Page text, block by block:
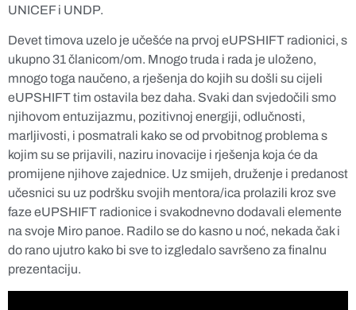
UNICEF i UNDP.
Devet timova uzelo je učešće na prvoj eUPSHIFT radionici, s
ukupno 31 članicom/om. Mnogo truda i rada je uloženo,
mnogo toga naučeno, a rješenja do kojih su došli su cijeli
eUPSHIFT tim ostavila bez daha. Svaki dan svjedočili smo
njihovom entuzijazmu, pozitivnoj energiji, odlučnosti,
marljivosti, i posmatrali kako se od prvobitnog problema s
kojim su se prijavili, naziru inovacije i rješenja koja će da
promijene njihove zajednice. Uz smijeh, druženje i predanost
učesnici su uz podršku svojih mentora/ica prolazili kroz sve
faze eUPSHIFT radionice i svakodnevno dodavali elemente
na svoje Miro panoe. Radilo se do kasno u noć, nekada čak i
do rano ujutro kako bi sve to izgledalo savršeno za finalnu
prezentaciju.